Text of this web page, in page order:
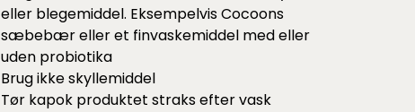
eller blegemiddel. Eksempelvis Cocoons
sæbebæreller et finvaskemiddelmed eller
uden probiotika
Brug ikke skyllemiddel
Tør kapok produktet straks efter vask